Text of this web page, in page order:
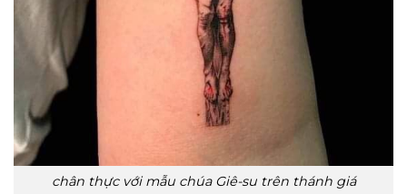
chân thực với mẫu chúa Giê-su trên thánh giá